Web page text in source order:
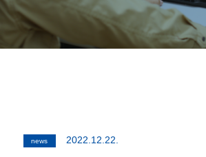
news 2022.12.22.